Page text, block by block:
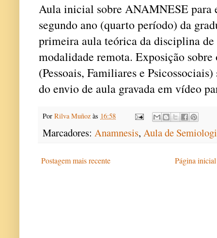
Aula inicial sobre ANAMNESE para
segundo ano (quarto período) da
primeira aula teórica da disciplina
modalidade remota. Exposição
(Pessoais, Familiares e
do envio de aula gravada em vídeo
Por Rilva Muñoz às 16:58
Marcadores: Anamnesis, Aula de
Postagem mais recente Página inicial